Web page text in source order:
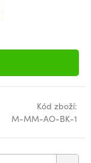
Kód zboží:
M-MM-AO-BK-1